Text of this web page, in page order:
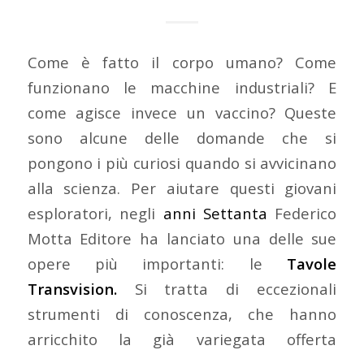
Come è fatto il corpo umano? Come
funzionano le macchine industriali? E
come agisce invece un vaccino? Queste
sono alcune delle domande che si
pongono i più curiosi quando si avvicinano
alla scienza. Per aiutare questi giovani
esploratori, negli anni Settanta Federico
Motta Editore ha lanciato una delle sue
opere più importanti: le Tavole
Transvision.Si tratta di eccezionali
strumenti di conoscenza, che hanno
arricchito la già variegata offerta